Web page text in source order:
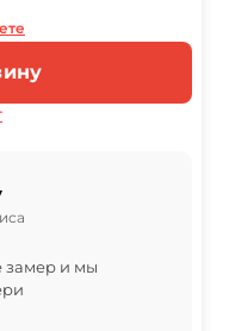
замер и мы